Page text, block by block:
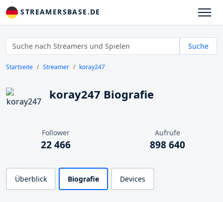
STREAMERSBASE.DE
Suche
Startseite Streamer koray247
koray247 Biografie
Follower
22 466
Aufrufe
898 640
Überblick Biografie Devices